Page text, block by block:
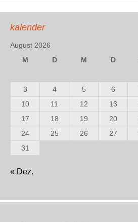
kalender
August 2026
M
D M D
3
4 5 6
10
11 12 13
17
18 19 20
24
25 26 27
31
« Dez.